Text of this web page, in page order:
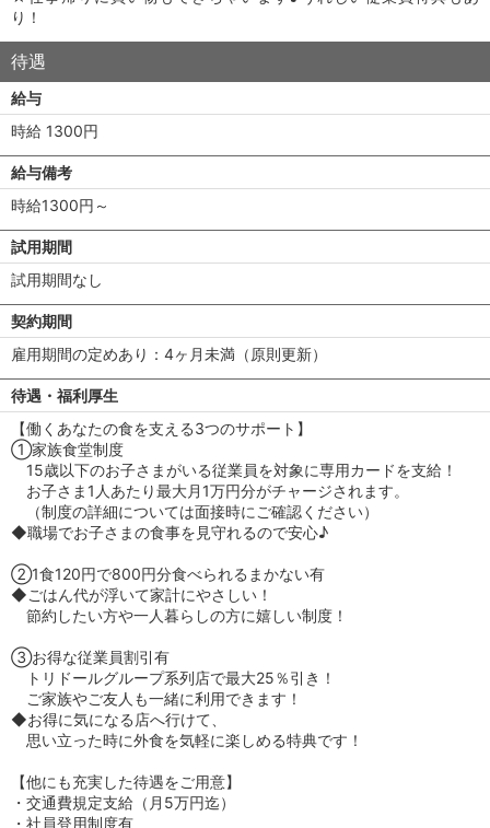
り！
待遇
給与
時給 1300円
給与備考
時給1300円～
試用期間
試用期間なし
契約期間
雇用期間の定めあり：4ヶ月未満（原則更新）
待遇・福利厚生
【働くあなたの食を支える3つのサポート】
①家族食堂制度
15歳以下のお子さまがいる従業員を対象に専用カードを支給！
お子さま1人あたり最大月1万円分がチャージされます。
（制度の詳細については面接時にご確認ください）
◆職場でお子さまの食事を見守れるので安心♪
②1食120円で800円分食べられるまかない有
◆ごはん代が浮いて家計にやさしい！
節約したい方や一人暮らしの方に嬉しい制度！
③お得な従業員割引有
トリドールグループ系列店で最大25％引き！
ご家族やご友人も一緒に利用できます！
◆お得に気になる店へ行けて、
思い立った時に外食を気軽に楽しめる特典です！
【他にも充実した待遇をご用意】
・交通費規定支給（月5万円迄）
・社員登用制度有